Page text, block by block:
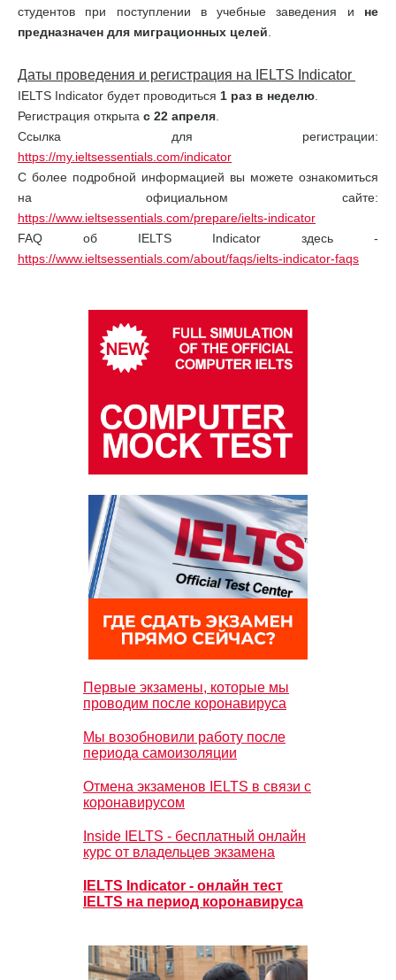
студентов при поступлении в учебные заведения и не
предназначен для миграционных целей
Даты проведения и регистрация на IELTS Indicator
IELTS Indicator будет проводиться 1 раз в неделю
Регистрация открыта с 22 апреля
Ссылка для регистрации:
https://my.ieltsessentials.com/indicator
С более подробной информацией вы можете ознакомиться
на официальном сайте:
https://www.ieltsessentials.com/prepare/ielts-indicator
FAQ об IELTS Indicator здесь -
https://www.ieltsessentials.com/about/faqs/ielts-indicator-faqs
Первые экзамены, которые мы
проводим после коронавируса
Мы возобновили работу после
периода самоизоляции
Отмена экзаменов IELTS в связи с
коронавирусом
Inside IELTS - бесплатный онлайн
курс от владельцев экзамена
IELTS Indicator - онлайн тест
IELTS на период коронавируса